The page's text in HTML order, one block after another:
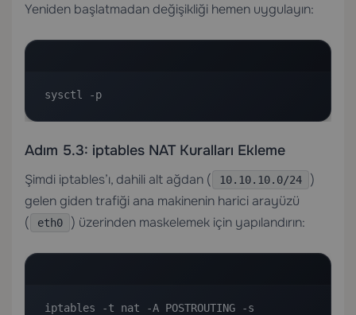
Yeniden başlatmadan değişikliği hemen uygulayın:
sysctl -p
Adım 5.3: iptables NAT Kuralları Ekleme
Şimdi iptables’ı, dahili alt ağdan ( 10.10.10.0/24
)
gelen giden trafiği ana makinenin harici arayüzü
(
eth0 ) üzerinden maskelemek için yapılandırın:
iptables -t nat -A POSTROUTING -s